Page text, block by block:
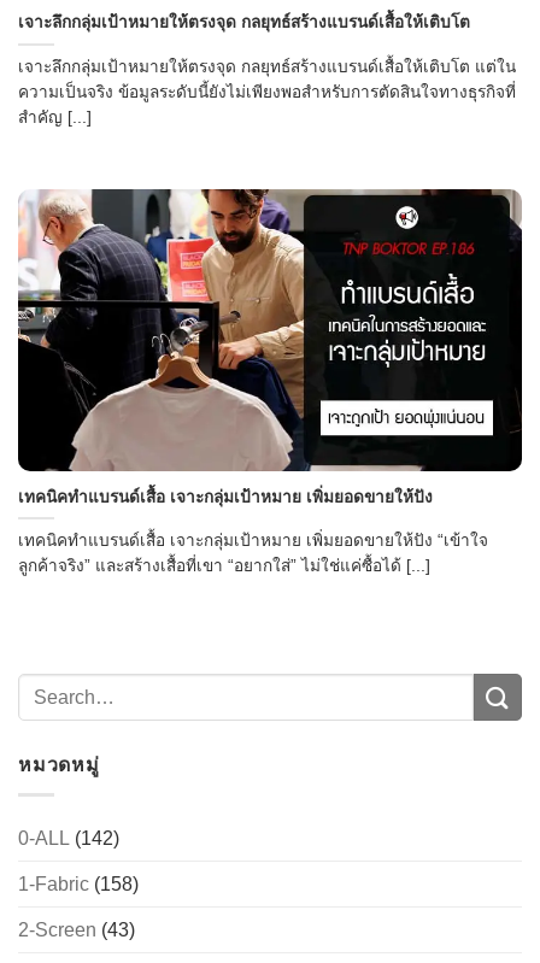
เจาะลึกกลุ่มเป้าหมายให้ตรงจุด กลยุทธ์สร้างแบรนด์เสื้อให้เติบโต
เจาะลึกกลุ่มเป้าหมายให้ตรงจุด กลยุทธ์สร้างแบรนด์เสื้อให้เติบโต แต่ใน
ความเป็นจริง ข้อมูลระดับนี้ยังไม่เพียงพอสำหรับการตัดสินใจทางธุรกิจที่
สำคัญ [...]
เทคนิคทำแบรนด์เสื้อ เจาะกลุ่มเป้าหมาย เพิ่มยอดขายให้ปัง
เทคนิคทำแบรนด์เสื้อ เจาะกลุ่มเป้าหมาย เพิ่มยอดขายให้ปัง “เข้าใจ
ลูกค้าจริง” และสร้างเสื้อที่เขา “อยากใส่” ไม่ใช่แค่ซื้อได้ [...]
หมวดหมู่
0-ALL (142)
1-Fabric (158)
2-Screen (43)